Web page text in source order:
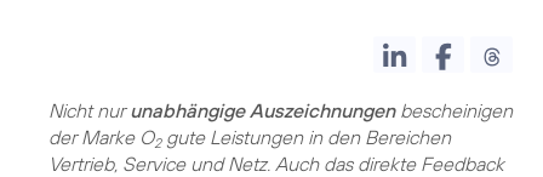
Nicht nurunabhängige Auszeichnungenbescheinigen
der Marke O2gute Leistungen in den Bereichen
Vertrieb, Service und Netz. Auch das direkte Feedback